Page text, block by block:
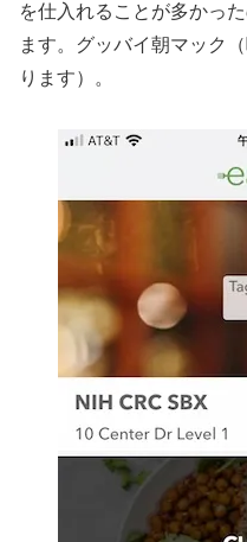
を仕入れることが多かっ
ます。グッバイ朝マック
ります）。